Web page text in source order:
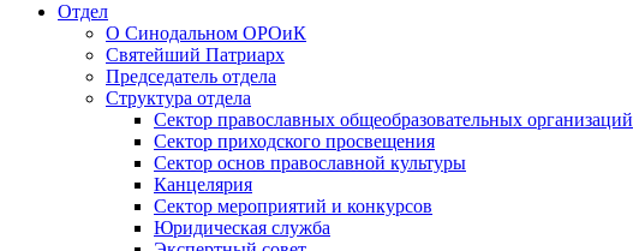
Отдел
О Синодальном ОРОиК
Святейший Патриарх
Председатель отдела
Структура отдела
Сектор православных общеобразовательных организаций
Сектор приходского просвещения
Сектор основ православной культуры
Канцелярия
Сектор мероприятий и конкурсов
Юридическая служба